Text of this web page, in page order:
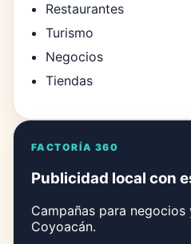
Restaurantes
Turismo
Negocios
Tiendas
FACTORÍA 360
Publicidad local con
Campañas para
Coyoacán.